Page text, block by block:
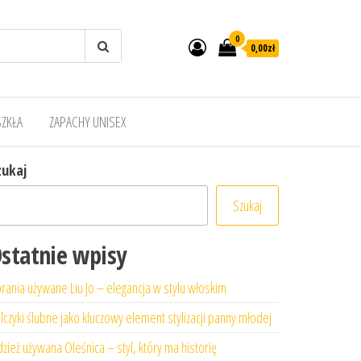
0
0,00zł
ZAPACHY UNISEX
Szukaj
wpisy
używane Liu Jo – elegancja w stylu włoskim
ślubne jako kluczowy element stylizacji panny młodej
używana Oleśnica – styl, który ma historię